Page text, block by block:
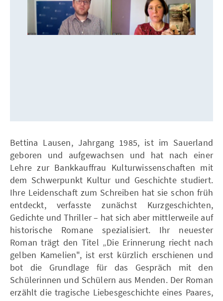
Bettina Lausen, Jahrgang 1985, ist im Sauerland
geboren und aufgewachsen und hat nach einer
Lehre zur Bankkauffrau Kulturwissenschaften mit
dem Schwerpunkt Kultur und Geschichte studiert.
Ihre Leidenschaft zum Schreiben hat sie schon früh
entdeckt, verfasste zunächst Kurzgeschichten,
Gedichte und Thriller – hat sich aber mittlerweile auf
historische Romane spezialisiert. Ihr neuester
Roman trägt den Titel „Die Erinnerung riecht nach
gelben Kamelien", ist erst kürzlich erschienen und
bot die Grundlage für das Gespräch mit den
Schülerinnen und Schülern aus Menden. Der Roman
erzählt die tragische Liebesgeschichte eines Paares,